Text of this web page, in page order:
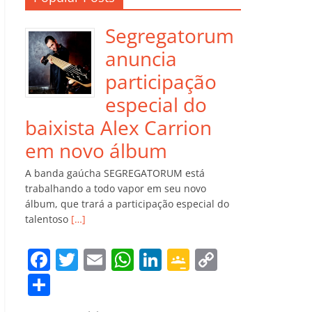
Segregatorum
anuncia
participação
especial do
baixista Alex Carrion
em novo álbum
A banda gaúcha SEGREGATORUM está
trabalhando a todo vapor em seu novo
álbum, que trará a participação especial do
talentoso […]
F T
itt
E W Li G